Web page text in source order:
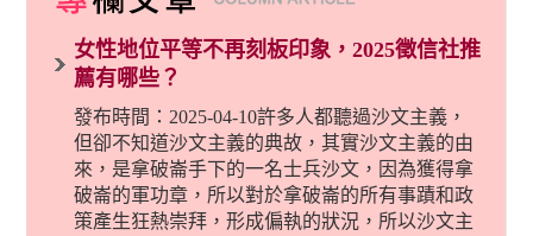
女性地位平等不再刻板印象，2025徵信社推
薦有哪些？
發布時間：2025-04-10許多人都聽過沙文主義，
但卻不知道沙文主義的典故，其實沙文主義的由
來，是拿破崙手下的一名士兵沙文，因為獲得拿
破崙的軍功章，所以對於拿破崙的所有事蹟和政
策產生狂熱崇拜，形成偏執的狀況，所以沙文主